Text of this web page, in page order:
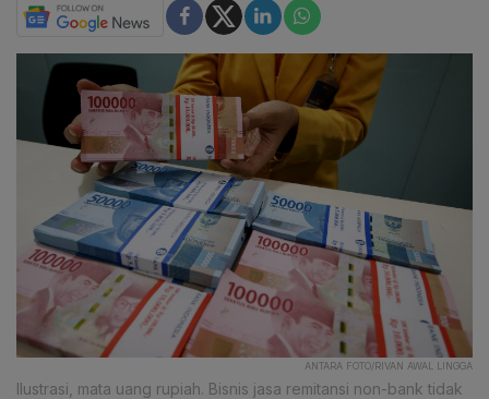
ANTARA FOTO/RIVAN AWAL LINGGA
Ilustrasi, mata uang rupiah. Bisnis jasa remitansi non-bank tidak